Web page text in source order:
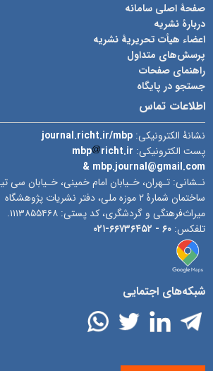
صفحۀ اصلی سامانه
دربارۀ نشریه
اعضاء هیأت تحریریۀ نشریه
پرسش‌های متداول
راهنمای صفحات
جستجو در پایگاه
اطلاعات تماس
نشانۀ الکترونیکی:journal.richt.ir/mbp
پست الکترونیکی:
mbp
richt.ir
& mbp.journal@gmail.com
نـشانی: تـهران، خـیابان امام خمینی، خـیابان سی تیر،
ساختمان شمارۀ ۲ موزه ملی، دفتر نشریات پژوهشگاه
میراث‌فرهنگی و گردشگری، کد پستی: ۱۱۱۳۸۵۵۴۶۸.
تلفکس:۶۰ - ۶۶۷۳۶۴۵۲-۰۲۱
شبکه‌های اجتمایی